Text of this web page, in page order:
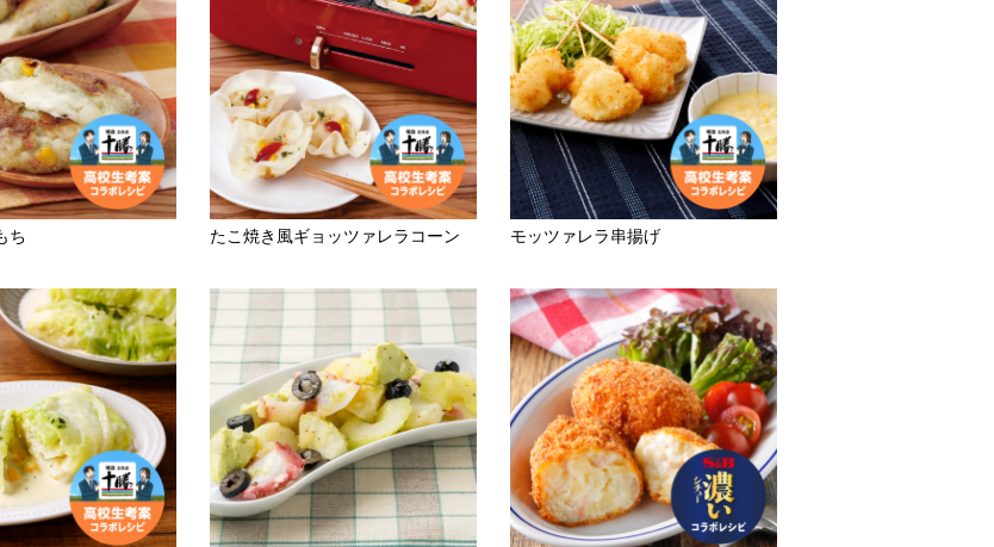
ち たこ焼き風ギョッツァレラコーン モッツァレラ串揚げ